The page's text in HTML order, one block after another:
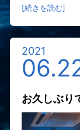
[続きを読む]
2021
お久しぶり